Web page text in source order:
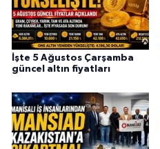
İşte 5 Ağustos Çarşamba
güncel altın fiyatları